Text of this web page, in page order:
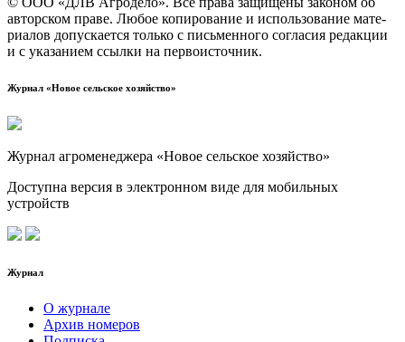
автор­ском пра­ве. Любое копи­ро­ва­ние и исполь­зо­ва­ние мате­
ри­а­лов допус­ка­ет­ся толь­ко с пись­мен­но­го согла­сия редак­ции
и с ука­за­ни­ем ссыл­ки на первоисточник.
Журнал «Новое сельское хозяйство»
Журнал агроменеджера «Новое сельское хозяйство»
Доступна версия в электронном виде для мобильных
устройств
Журнал
О журнале
Архив номеров